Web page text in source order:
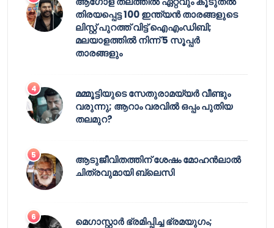
തിരയപ്പെട്ട 100 ഇന്ത്യൻ താരങ്ങളുടെ
ലിസ്റ്റ് പുറത്ത് വിട്ട് ഐഎംഡിബി;
മലയാളത്തിൽ നിന്ന് 5 സൂപ്പർ
താരങ്ങളും
മമ്മൂട്ടിയുടെ സേതുരാമയ്യർ വീണ്ടും
വരുന്നു; ആറാം വരവിൽ ഒപ്പം പുതിയ
തലമുറ?
ആടുജീവിതത്തിന് ശേഷം മോഹൻലാൽ
ചിത്രവുമായി ബ്ലെസി
മെഗാസ്റ്റാർ ഭ്രമിപ്പിച്ച ഭ്രമയുഗം;